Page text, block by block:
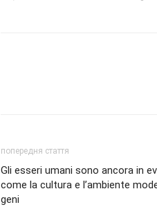
попередня стаття
Gli esseri umani sono ancora in
come la cultura e l’ambiente
geni